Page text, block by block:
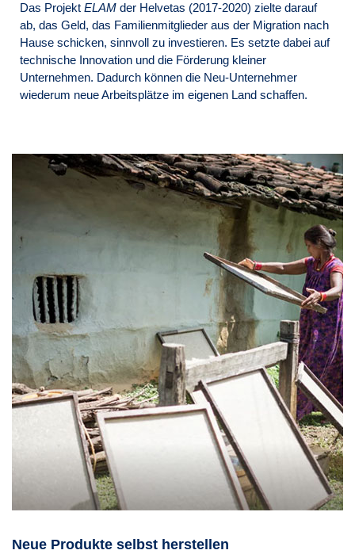
Das Projekt ELAM der Helvetas (2017-2020) zielte darauf
ab, das Geld, das Familienmitglieder aus der Migration nach
Hause schicken, sinnvoll zu investieren. Es setzte dabei auf
technische Innovation und die Förderung kleiner
Unternehmen. Dadurch können die Neu-Unternehmer
wiederum neue Arbeitsplätze im eigenen Land schaffen.
Neue Produkte selbst herstellen